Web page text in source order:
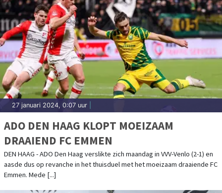
27 januari 2024, 0:07 uur
ADO DEN HAAG KLOPT MOEIZAAM
DRAAIEND FC EMMEN
DEN HAAG - ADO Den Haag verslikte zich maandag in VVV-Venlo (2-1) en
aasde dus op revanche in het thuisduel met het moeizaam draaiende FC
Emmen. Mede [...]